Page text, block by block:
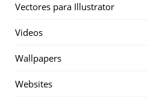
Vectores para Illustrator
Videos
Wallpapers
Websites